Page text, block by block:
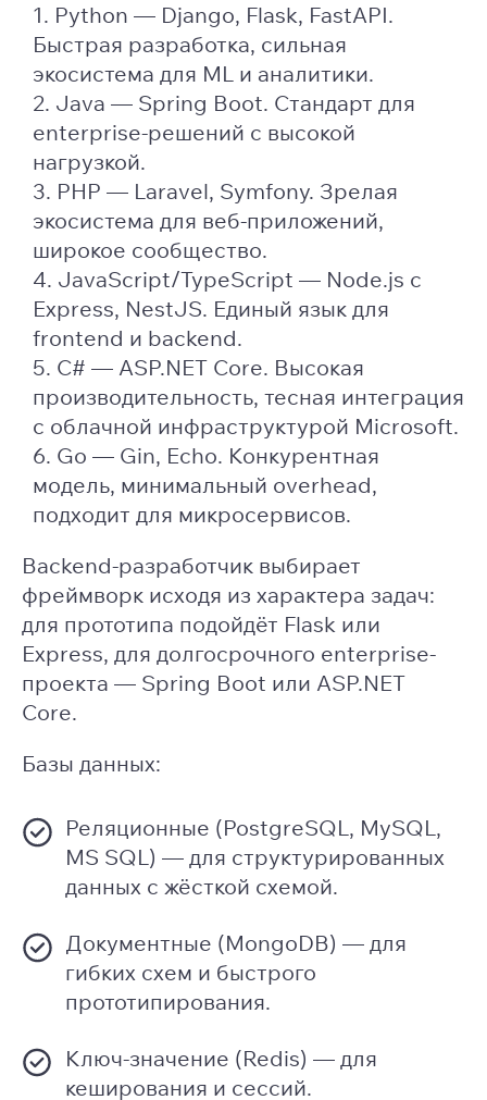
Python — Django, Flask, FastAPI.
Быстрая разработка, сильная
экосистема для ML и аналитики.
Java — Spring Boot. Стандарт для
enterprise-решений с высокой
нагрузкой.
PHP — Laravel, Symfony. Зрелая
экосистема для веб-приложений,
широкое сообщество.
JavaScript/TypeScript — Node.js с
Express, NestJS. Единый язык для
frontend и backend.
C# — ASP.NET Core. Высокая
производительность, тесная интеграция
с облачной инфраструктурой Microsoft.
Go — Gin, Echo. Конкурентная
модель, минимальный overhead,
подходит для микросервисов.
Backend-разработчик выбирает
фреймворк исходя из характера задач:
для прототипа подойдёт Flask или
Express, для долгосрочного enterprise-
проекта — Spring Boot или ASP.NET
Core.
Базы данных:
Реляционные (PostgreSQL, MySQL,
MS SQL) — для структурированных
данных с жёсткой схемой.
Документные (MongoDB) — для
гибких схем и быстрого
прототипирования.
Ключ-значение (Redis) — для
кеширования и сессий.